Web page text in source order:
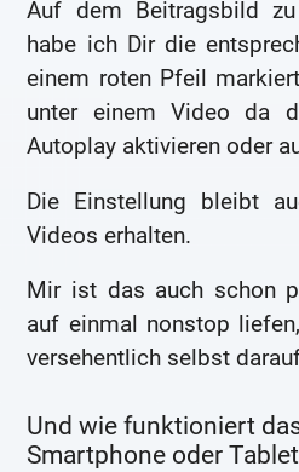
Auf dem Beitragsbild
habe ich Dir die
einem roten Pfeil
unter einem Video da
Autoplay aktivieren oder
Die Einstellung bleibt
Videos erhalten.
Mir ist das auch schon
auf einmal nonstop
versehentlich selbst
Und wie funktioniert
Smartphone oder